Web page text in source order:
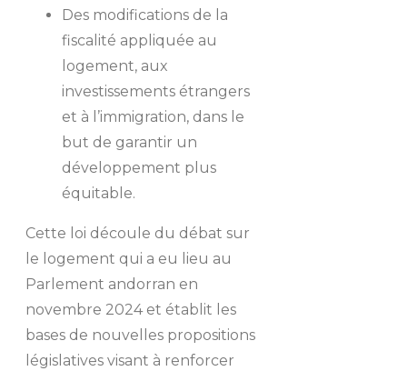
Des modifications de la
fiscalité appliquée au
logement, aux
investissements étrangers
et à l’immigration, dans le
but de garantir un
développement plus
équitable.
Cette loi découle du débat sur
le logement qui a eu lieu au
Parlement andorran en
novembre 2024 et établit les
bases de nouvelles propositions
législatives visant à renforcer